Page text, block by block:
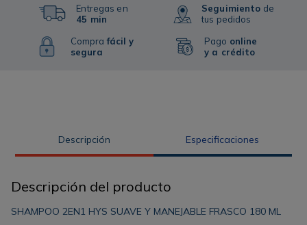
Entregas en
45 min
Comprafácil y
segura
Seguimiento de
tus pedidos
Pago online
y a crédito
Descripción Especificaciones
Descripción del producto
SHAMPOO 2EN1 HYS SUAVE Y MANEJABLE FRASCO 180 ML